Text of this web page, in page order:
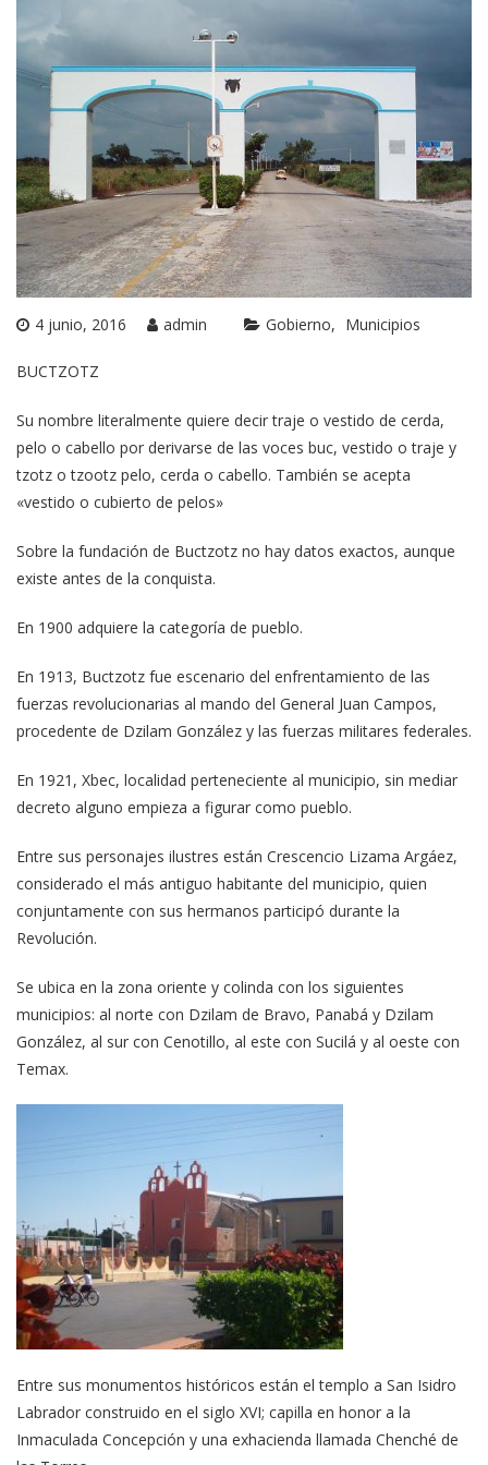
4 junio, 2016 admin Gobierno Municipios
BUCTZOTZ
Su nombre literalmente quiere decir traje o vestido de cerda,
pelo o cabello por derivarse de las voces buc, vestido o traje y
tzotz o tzootz pelo, cerda o cabello. También se acepta
«vestido o cubierto de pelos»
Sobre la fundación de Buctzotz no hay datos exactos, aunque
existe antes de la conquista.
En 1900 adquiere la categoría de pueblo.
En 1913, Buctzotz fue escenario del enfrentamiento de las
fuerzas revolucionarias al mando del General Juan Campos,
procedente de Dzilam González y las fuerzas militares federales.
En 1921, Xbec, localidad perteneciente al municipio, sin mediar
decreto alguno empieza a figurar como pueblo.
Entre sus personajes ilustres están Crescencio Lizama Argáez,
considerado el más antiguo habitante del municipio, quien
conjuntamente con sus hermanos participó durante la
Revolución.
Se ubica en la zona oriente y colinda con los siguientes
municipios: al norte con Dzilam de Bravo, Panabá y Dzilam
González, al sur con Cenotillo, al este con Sucilá y al oeste con
Temax.
Entre sus monumentos históricos están el templo a San Isidro
Labrador construido en el siglo XVI; capilla en honor a la
Inmaculada Concepción y una exhacienda llamada Chenché de